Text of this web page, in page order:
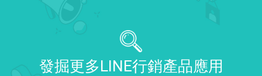
發掘更多LINE行銷產品應用